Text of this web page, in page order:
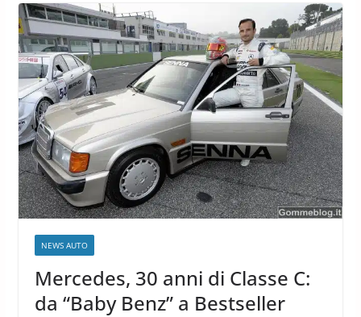
NEWS AUTO
Mercedes, 30 anni di Classe C:
da “Baby Benz” a Bestseller